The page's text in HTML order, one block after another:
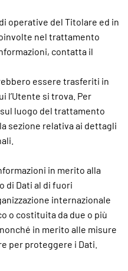
operative del Titolare ed in
nel trattamento
contatta il
essere trasferiti in
l’Utente si trova. Per
luogo del trattamento
sezione relativa ai dettagli
in merito alla
di Dati al di fuori
internazionale
o costituita da due o più
in merito alle misure
per proteggere i Dati.